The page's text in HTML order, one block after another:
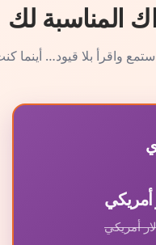
المناسبة لك
واقرأ بلا قيود… أينما
أمريكي
أمريكي